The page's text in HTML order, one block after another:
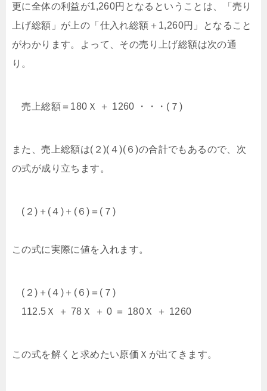
更に全体の利益が1,260円となるということは、「売り
上げ総額」が上の「仕入れ総額＋1,260円」となること
がわかります。よって、その売り上げ総額は次の通
り。
売上総額＝180Ｘ ＋ 1260 ・・・(７)
また、売上総額は(２)(４)(６)の合計でもあるので、次
の式が成り立ちます。
(２)＋(４)＋(６)＝(７)
この式に実際に値を入れます。
(２)＋(４)＋(６)＝(７)
112.5Ｘ ＋ 78Ｘ ＋ 0 ＝ 180Ｘ ＋ 1260
この式を解くと求めたい原価Ｘが出てきます。